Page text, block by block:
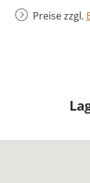
Preise zzgl.